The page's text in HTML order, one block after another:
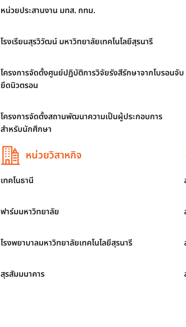
หน่วยประสานงาน มทส. กทม.
โรงเรียนสุรวิวัฒน์ มหาวิทยาลัยเทคโนโลยีสุรนารี
โครงการจัดตั้งศูนย์ปฏิบัติการวิจัยรังสีรักษาจากโบรอนจับ
ยึดนิวตรอน
โครงการจัดตั้งสถานพัฒนาความเป็นผู้ประกอบการ
สำหรับนักศึกษา
หน่วยวิสาหกิจ
เทคโนธานี
ฟาร์มมหาวิทยาลัย
โรงพยาบาลมหาวิทยาลัยเทคโนโลยีสุรนารี
สุรสัมมนาคาร